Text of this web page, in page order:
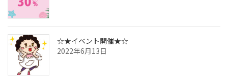
☆★イベント開催★☆
2022年6月13日